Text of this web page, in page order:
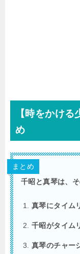
【時をかけ
め
まとめ
千昭と真琴は、
真琴にタイム
千昭がタイム
真琴のチャー